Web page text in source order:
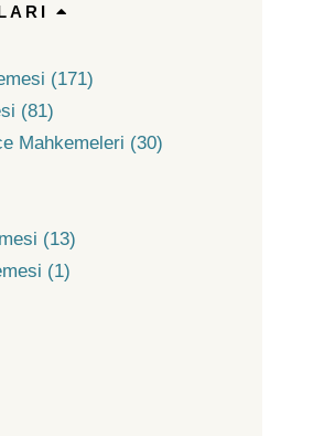
(171)
(81)
Mahkemeleri (30)
(13)
(1)